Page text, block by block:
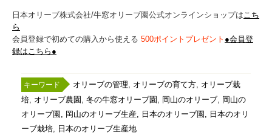
日本オリーブ株式会社/牛窓オリーブ園公式オンラインショップは こち
ら
会員登録で初めての購入から使える 500ポイントプレゼント ●会員登
録はこちら●
オリーブの管理 オリーブの育て方 オリーブ栽
培 オリーブ農園 冬の牛窓オリーブ園 岡山のオリーブ
岡山の
オリーブ園
岡山のオリーブ生産 日本のオリーブ園
日本のオリ
ーブ栽培
日本のオリーブ生産地